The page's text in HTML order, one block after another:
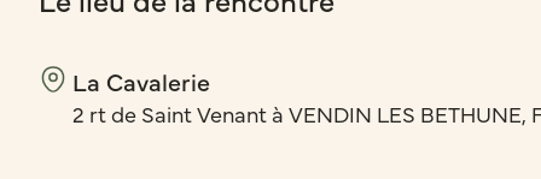
La Cavalerie
2 rt de Saint Venant à VENDIN LES BETHUNE,